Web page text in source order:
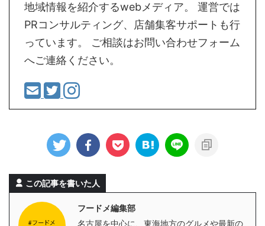
地域情報を紹介するwebメディア。 運営では
PRコンサルティング、店舗集客サポートも行
っています。 ご相談はお問い合わせフォーム
へご連絡ください。
この記事を書いた人
フードメ編集部
名古屋を中心に、東海地方のグルメや最新の